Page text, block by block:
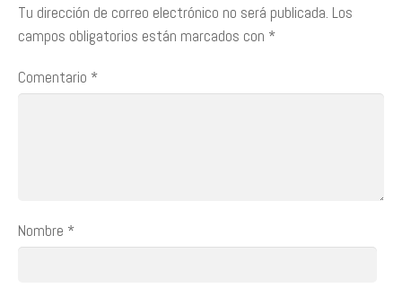
Tu dirección de correo electrónico no será publicada. Los
campos obligatorios están marcados con *
Comentario *
Nombre *